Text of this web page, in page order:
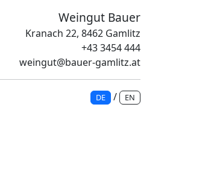
Weingut Bauer
Kranach 22, 8462 Gamlitz
+43 3454 444
weingut@bauer-gamlitz.at
DE / EN